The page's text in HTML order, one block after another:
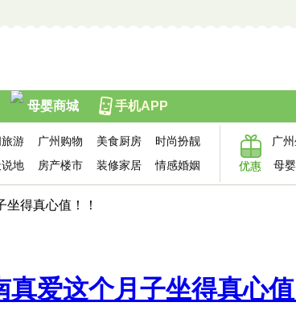
母婴商城 手机APP
游 广州购物 美食厨房
时尚扮靓
地
房产楼市 装修家居 情感婚姻 优惠
广
母
得真心值！！
爱这个月子坐得真心